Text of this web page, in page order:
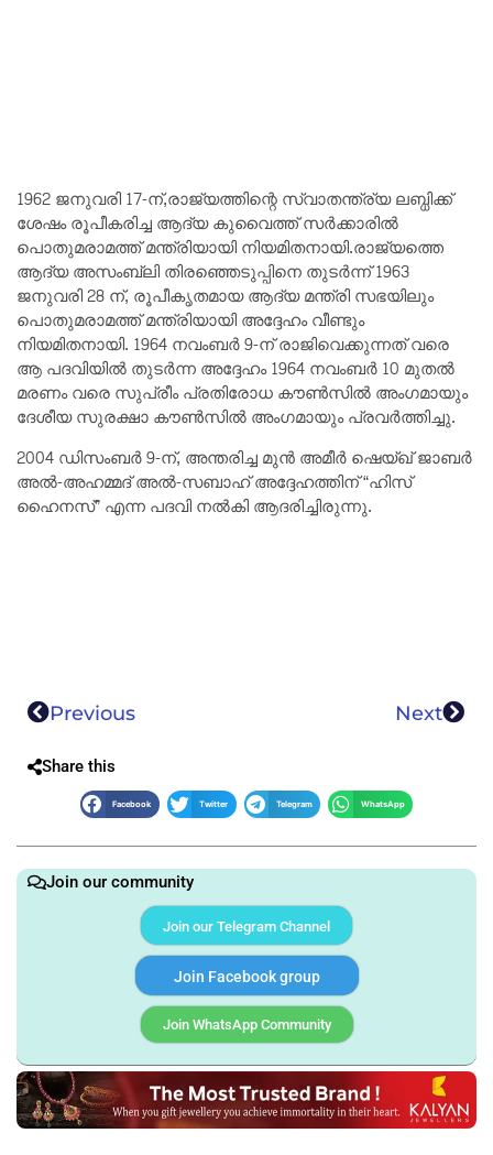
1962 ജനുവരി 17-ന്,രാജ്യത്തിന്റെ സ്വാതന്ത്ര്യ ലബ്ധിക്ക്
ശേഷം രൂപീകരിച്ച ആദ്യ കുവൈത്ത് സർക്കാരിൽ
പൊതുമരാമത്ത് മന്ത്രിയായി നിയമിതനായി.രാജ്യത്തെ
ആദ്യ അസംബ്ലി തിരഞ്ഞെടുപ്പിനെ തുടർന്ന് 1963
ജനുവരി 28 ന്, രൂപീകൃതമായ ആദ്യ മന്ത്രി സഭയിലും
പൊതുമരാമത്ത് മന്ത്രിയായി അദ്ദേഹം വീണ്ടും
നിയമിതനായി. 1964 നവംബർ 9-ന് രാജിവെക്കുന്നത് വരെ
ആ പദവിയിൽ തുടർന്ന അദ്ദേഹം 1964 നവംബർ 10 മുതൽ
മരണം വരെ സുപ്രീം പ്രതിരോധ കൗൺസിൽ അംഗമായും
ദേശീയ സുരക്ഷാ കൗൺസിൽ അംഗമായും പ്രവർത്തിച്ചു.
2004 ഡിസംബർ 9-ന്, അന്തരിച്ച മുൻ അമീർ ഷെയ്ഖ് ജാബർ
അൽ-അഹമ്മദ് അൽ-സബാഹ് അദ്ദേഹത്തിന് “ഹിസ്
ഹൈനസ്” എന്ന പദവി നൽകി ആദരിച്ചിരുന്നു.
Previous Next
Share this
Facebook Twitter Telegram WhatsApp
Join our community
Join our Telegram Channel
Join Facebook group
Join WhatsApp Community